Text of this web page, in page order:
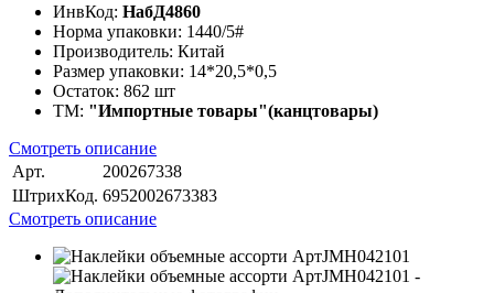
ИнвКод: НабД4860
Норма упаковки: 1440/5#
Производитель: Китай
Размер упаковки: 14*20,5*0,5
Остаток: 862 шт
ТМ: "Импортные товары"(канцтовары)
Смотреть описание
Арт.
200267338
ШтрихКод. 6952002673383
Смотреть описание